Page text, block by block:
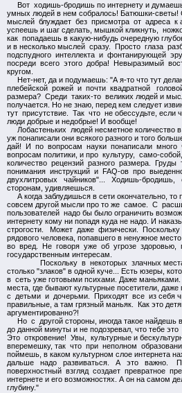
Вот ходишь-бродишь по интернету и
умных людей в нем собралось! Батюшки-светы!
мыслей блуждает без присмотра от адреса к
успеешь и шаг сделать, мышкой кликнуть,
как попадаешь в какую-нибудь очередную
и в несколько мыслей сразу. Просто глаза
подспудного интеллекта и фонтанирующей
посреди всего этого добра! Невыразимый
кругом.
Нет-нет, да и подумаешь: "А я-то что тут
плебейской рожей и почти квадратной
размера? Cреди таких-то великих людей и
получается. Но не знаю, перед кем следует
тут присутствие. Так что не обессудьте, если
люди добрые и недобрые! И вообще!
Лобастеньких людей несметное количество в
уж понаписали они всякого разного и того
дай! И по вопросам науки понаписали много
вопросам политики, и про культуру, само-
количество рецензий разного размера. Груды
понимания инструкций и FAQ-ов про
двухлитровых чайников"... Ходишь-бродишь,
сторонам, удивляешься.
А когда заблудишься в сети окончательно, то
совсем другой мысли про то же самое. С
пользователей надо бы было ограничить
интернету кому ни попадя куда не надо. И
строгости. Может даже физически. Поскольку
рядового человека, попавшего в ненужное
во вред. Не говоря уже об угрозе здоровью,
государственным интересам.
Поскольку в некоторых злачных местах
столько "злаков" в одной куче... Есть юзеры,
в сеть уже готовыми психами. Даже маньяками.
места, где бывают культурные посетители,
с детьми и дочерьми. Приходят все из себя
правильные, а там грязный маньяк. Как это
аргументированно?!
Но с другой стороны, иногда такое найдешь в
до данной минуты и не подозревал, что тебе
Это откровение! Увы, культурные и
вперемешку, так что при неполном
поймешь, в каком культурном слое интернета
дальше надо развиваться. А это важно.
поверхностный взгляд создает превратное
интернете и его возможностях. А он на самом
глубину."